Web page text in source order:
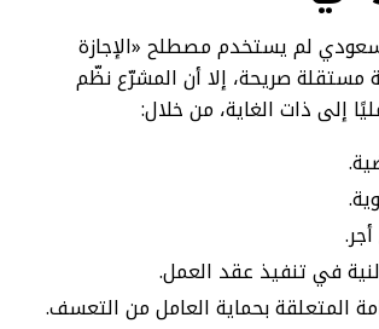
لم يستخدم مصطلح «الإجازة
مستقلة صريحة، إلا أن المشرّع نظّم
إلى ذات الغاية، من خلال:
في تنفيذ عقد العمل.
المتعلقة بحماية العامل من التعسف.